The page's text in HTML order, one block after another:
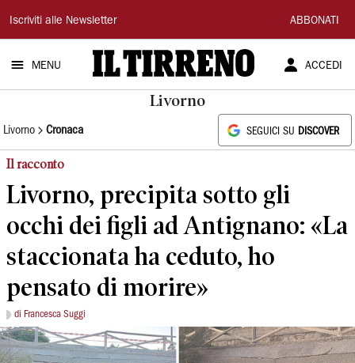
Il
Tirreno
Iscriviti alle Newsletter ABBONATI
MENU ACCEDI
Livorno
Livorno Cronaca SEGUICI SU DISCOVER
Il racconto
Livorno, precipita sotto gli
occhi dei figli ad Antignano: «La
staccionata ha ceduto, ho
pensato di morire»
di Francesca Suggi